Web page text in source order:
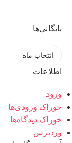
بایگانی‌ها
اطلاعات
ورود
خوراک ورودی‌ها
خوراک دیدگاه‌ها
وردپرس